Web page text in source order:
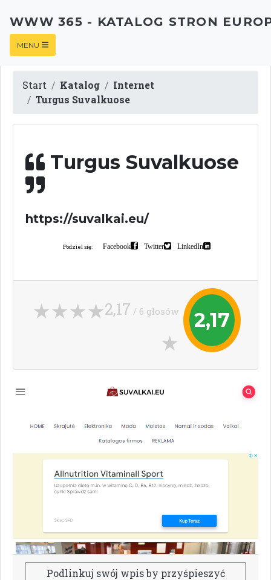
WWW 365 - KATALOG STRON
MENU
Start Katalog
Internet
Turgus Suvalkuose
Turgus Suvalkuose
https://suvalkai.eu/
Podziel się: Facebook Twitter LinkedIn
2,17
2,17 / 6 głosów
Podlinkuj swój wpisby przyśpieszyć